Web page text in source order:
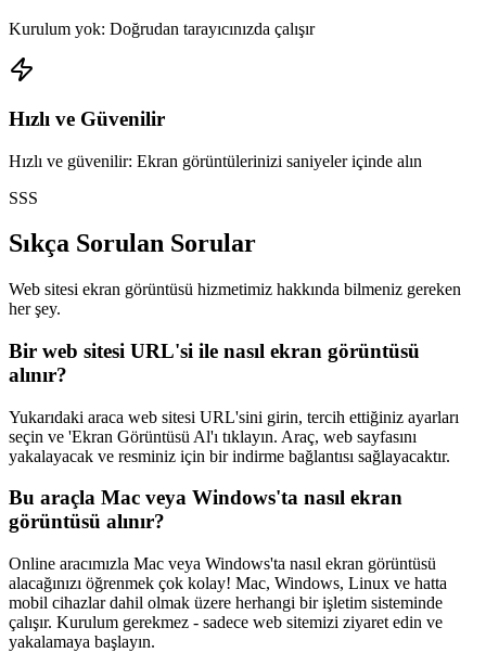
Kurulum yok: Doğrudan tarayıcınızda çalışır
Hızlı ve Güvenilir
Hızlı ve güvenilir: Ekran görüntülerinizi saniyeler içinde alın
SSS
Sıkça Sorulan Sorular
Web sitesi ekran görüntüsü hizmetimiz hakkında bilmeniz gereken
her şey.
Bir web sitesi URL'si ile nasıl ekran görüntüsü
alınır?
Yukarıdaki araca web sitesi URL'sini girin, tercih ettiğiniz ayarları
seçin ve 'Ekran Görüntüsü Al'ı tıklayın. Araç, web sayfasını
yakalayacak ve resminiz için bir indirme bağlantısı sağlayacaktır.
Bu araçla Mac veya Windows'ta nasıl ekran
görüntüsü alınır?
Online aracımızla Mac veya Windows'ta nasıl ekran görüntüsü
alacağınızı öğrenmek çok kolay! Mac, Windows, Linux ve hatta
mobil cihazlar dahil olmak üzere herhangi bir işletim sisteminde
çalışır. Kurulum gerekmez - sadece web sitemizi ziyaret edin ve
yakalamaya başlayın.